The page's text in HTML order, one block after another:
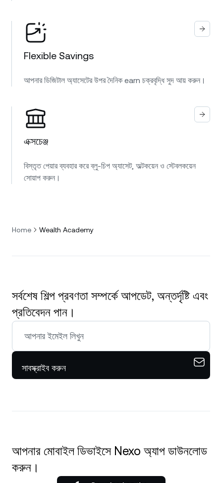
Flexible Savings
আপনার ডিজিটাল অ্যাসেটের উপর দৈনিক earn চক্রবৃদ্ধি সুদ আয় করুন।
এক্সচেঞ্জ
বিস্তৃত পেয়ার ব্যবহার করে ব্লু-চিপ অ্যাসেট, অল্টকয়েন ও স্টেবলকয়েন
সোয়াপ করুন।
Home Wealth Academy
সর্বশেষ শিল্প প্রবণতা সম্পর্কে আপডেট, অন্তর্দৃষ্টি এবং
প্রতিবেদন পান।
সাবস্ক্রাইব করুন
আপনার মোবাইল ডিভাইসে Nexo অ্যাপ ডাউনলোড
করুন।